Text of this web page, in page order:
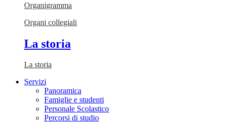
Organigramma
Organi collegiali
La storia
La storia
Servizi
Panoramica
Famiglie e studenti
Personale Scolastico
Percorsi di studio